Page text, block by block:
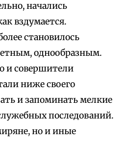
начались
вздумается.
становилось
однообразным.
и совершители
ниже своего
и запоминать мелкие
последований.
но и иные